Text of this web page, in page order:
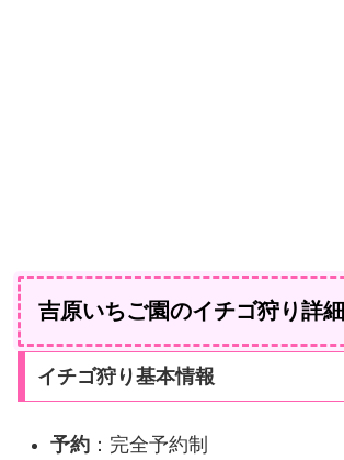
吉原いちご園のイチゴ狩り詳細
イチゴ狩り基本情報
予約：完全予約制